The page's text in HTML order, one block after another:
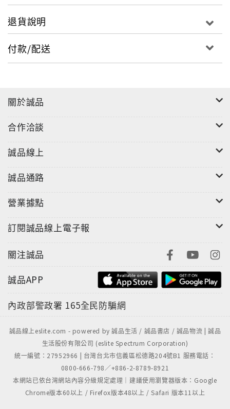
退貨說明
付款/配送
關於誠品
合作洽談
誠品線上
誠品通路
營業據點
訂閱誠品線上電子報
關注誠品
誠品APP
內政部警政署 165全民防騙網
誠品線上eslite.com - powered by 誠品生活 / 誠品書店 / 誠品物流 | 誠品
生活股份有限公司 (eslite Spectrum Corporation)
統一編號：27952966 | 台灣台北市信義區松德路204號B1 服務電話：
0800-666-798／+886-2-8789-8921
本網站已依台灣網站內容分級規定處理｜建議使用瀏覽器版本：Google
Chrome版本60以上 / Firefox版本48以上 / Safari 版本11以上